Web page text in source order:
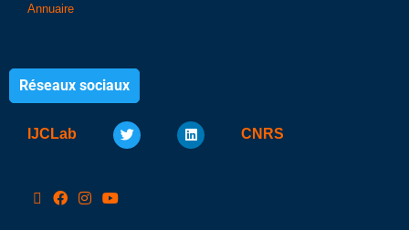
Annuaire
Réseaux sociaux
IJCLab CNRS